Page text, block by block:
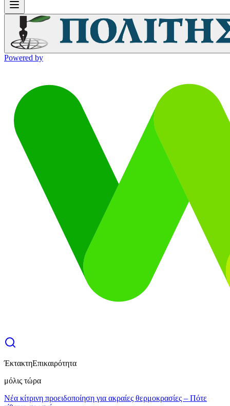
Powered by
ΈκτακτηΕπικαιρότητα
μόλις τώρα
Νέα κίτρινη προειδοποίηση για ακραίες θερμοκρασίες – Πότε